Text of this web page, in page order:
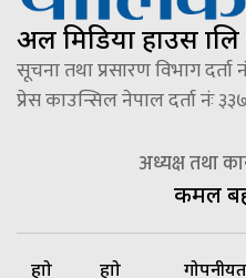
अल मिडिया हाउस प्रालि
सूचना तथा प्रसारण विभाग
प्रेस काउन्सिल नेपाल दर्ता नंः
अध्यक्ष तथा
कमल
हाम्रो हाम्रो